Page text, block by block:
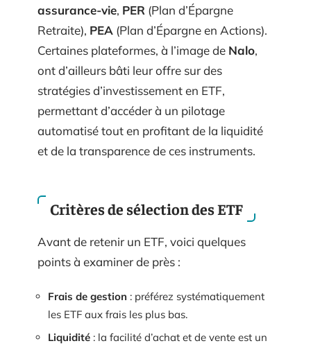
assurance-vie, PER (Plan d’Épargne
Retraite), PEA (Plan d’Épargne en Actions).
Certaines plateformes, à l’image de Nalo,
ont d’ailleurs bâti leur offre sur des
stratégies d’investissement en ETF,
permettant d’accéder à un pilotage
automatisé tout en profitant de la liquidité
et de la transparence de ces instruments.
Critères de sélection des ETF
Avant de retenir un ETF, voici quelques
points à examiner de près :
Frais de gestion : préférez systématiquement
les ETF aux frais les plus bas.
Liquidité : la facilité d’achat et de vente est un